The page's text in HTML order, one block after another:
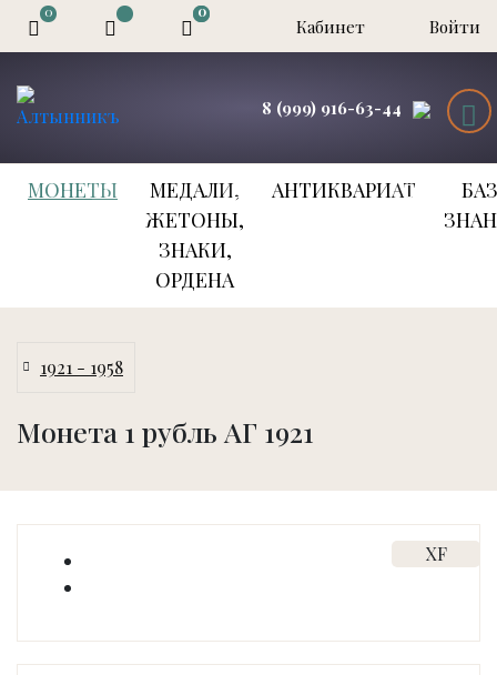
0 0
0
Кабинет Войти
8 (999) 916-63-44
МОНЕТЫ
МЕДАЛИ,
ЖЕТОНЫ,
ЗНАКИ,
ОРДЕНА
АНТИКВАРИАТ
1921 - 1958
Монета 1 рубль АГ 1921
XF